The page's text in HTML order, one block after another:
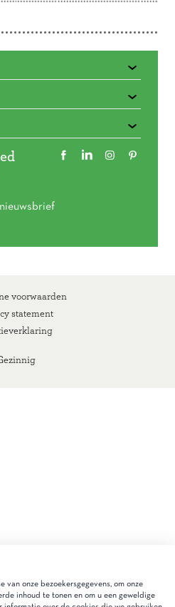
voorwaarden
statement
van onze bezoekersgegevens, om onze
inhoud te tonen en om u een geweldige